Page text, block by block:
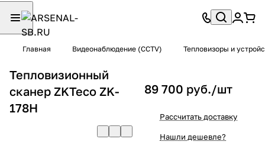
Главная Видеонаблюдение (CCTV) Тепловизоры и
Тепловизионный
сканер ZKTeco ZK-
178H
89 700 руб./шт
Рассчитать доставку
Нашли дешевле?